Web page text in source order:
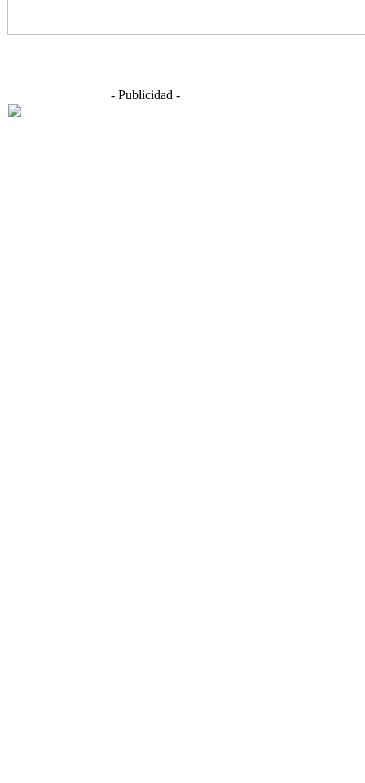
- Publicidad -